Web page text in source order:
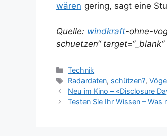
wären gering, sagt eine
Quelle: windkraft-ohne-
schuetzen“
Kategorien
Technik
Schlagwörter
Radardaten, schützen?,
Neu im Kino – «Disclosure
Testen Sie Ihr Wissen –